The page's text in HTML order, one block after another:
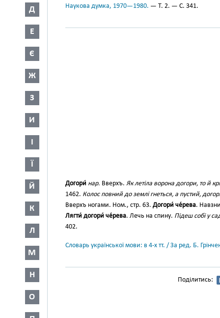
Д
Е
Є
Ж
З
И
І
Ї
Й
К
Л
М
Н
О
Наукова думка, 1970—1980. — Т. 2. — С. 341.
Догори́ нар. Вверхъ. Як летіла ворона догори, то й
1462. Колос повний до землі гнеться, а пустий,
Вверхъ ногами. Ном., стр. 63. Догори́ че́рева.
Лягти́ догори́ че́рева. Лечь на спину. Підеш собі у
402.
Словарь української мови: в 4-х тт. / За ред. Б.
Поділитись: